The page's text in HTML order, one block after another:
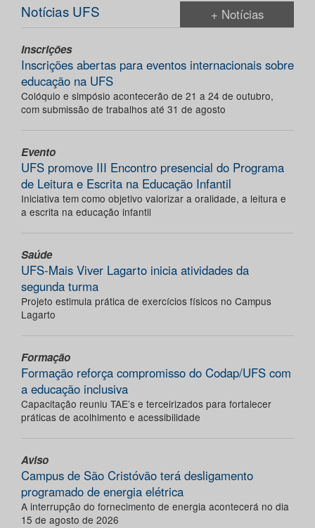
Notícias UFS + Notícias
Inscrições
Inscrições abertas para eventos internacionais sobre
educação na UFS
Colóquio e simpósio acontecerão de 21 a 24 de outubro,
com submissão de trabalhos até 31 de agosto
Evento
UFS promove III Encontro presencial do Programa
de Leitura e Escrita na Educação Infantil
Iniciativa tem como objetivo valorizar a oralidade, a leitura e
a escrita na educação infantil
Saúde
UFS-Mais Viver Lagarto inicia atividades da
segunda turma
Projeto estimula prática de exercícios físicos no Campus
Lagarto
Formação
Formação reforça compromisso do Codap/UFS com
a educação inclusiva
Capacitação reuniu TAE’s e terceirizados para fortalecer
práticas de acolhimento e acessibilidade
Aviso
Campus de São Cristóvão terá desligamento
programado de energia elétrica
A interrupção do fornecimento de energia acontecerá no dia
15 de agosto de 2026